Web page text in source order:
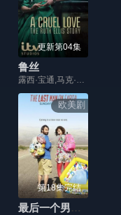
更新第04集
鲁丝
露西·宝通,马克·斯坦利,托比·琼斯,托比·斯蒂芬斯,茱丽叶特·斯蒂文森,亚瑟·达维尔,乔·阿姆斯特朗,劳里·戴维森,杰克·施塔登,Darren Charman
欧美剧
第18集完结
最后一个男人第二季